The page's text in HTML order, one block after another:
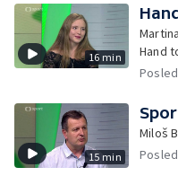
16 min
Hand
15 min
Miloš